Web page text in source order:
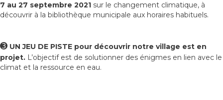
7 au 27 septembre 2021 sur le changement climatique, à
découvrir à la bibliothèque municipale aux horaires habituels.
➌ UN JEU DE PISTE pour découvrir notre village est en
projet. L’objectif est de solutionner des énigmes en lien avec le
climat et la ressource en eau.